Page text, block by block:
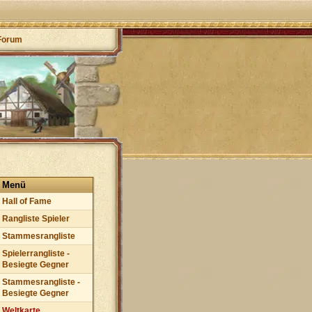
Menü
Hall of Fame
Rangliste Spieler
Stammesrangliste
Spielerrangliste -
Besiegte Gegner
Stammesrangliste -
Besiegte Gegner